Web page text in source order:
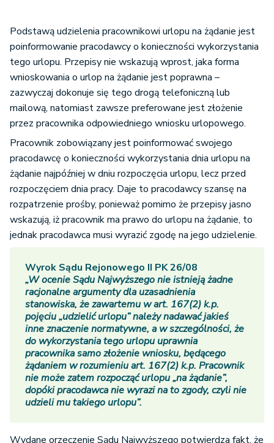
Podstawą udzielenia pracownikowi urlopu na żądanie jest
poinformowanie pracodawcy o konieczności wykorzystania
tego urlopu. Przepisy nie wskazują wprost, jaka forma
wnioskowania o urlop na żądanie jest poprawna –
zazwyczaj dokonuje się tego drogą telefoniczną lub
mailową, natomiast zawsze preferowane jest złożenie
przez pracownika odpowiedniego wniosku urlopowego.
Pracownik zobowiązany jest poinformować swojego
pracodawcę o konieczności wykorzystania dnia urlopu na
żądanie najpóźniej w dniu rozpoczęcia urlopu, lecz przed
rozpoczęciem dnia pracy. Daje to pracodawcy szansę na
rozpatrzenie prośby, ponieważ pomimo że przepisy jasno
wskazują, iż pracownik ma prawo do urlopu na żądanie, to
jednak pracodawca musi wyrazić zgodę na jego udzielenie.
Wyrok Sądu Rejonowego II PK 26/08
„W ocenie Sądu Najwyższego nie istnieją żadne
racjonalne argumenty dla uzasadnienia
stanowiska, że zawartemu w art. 167(2) k.p.
pojęciu „udzielić urlopu” należy nadawać jakieś
inne znaczenie normatywne, a w szczególności, że
do wykorzystania tego urlopu uprawnia
pracownika samo złożenie wniosku, będącego
żądaniem w rozumieniu art. 167(2) k.p. Pracownik
nie może zatem rozpocząć urlopu „na żądanie”,
dopóki pracodawca nie wyrazi na to zgody, czyli nie
udzieli mu takiego urlopu”.
Wydane orzeczenie Sądu Najwyższego potwierdza fakt, że